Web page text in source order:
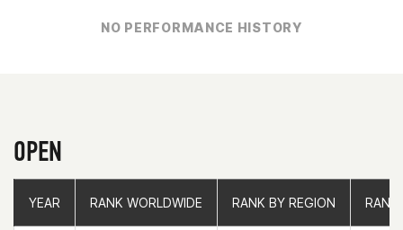
NO PERFORMANCE HISTORY
OPEN
YEAR RANK WORLDWIDE RANK BY REGION RANK
YEAR RANK WORLDWIDE RANK BY REGION RANK